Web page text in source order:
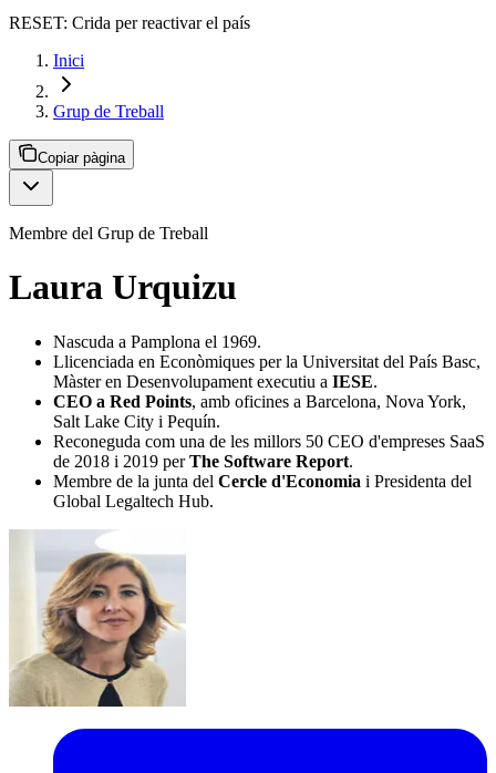
RESET: Crida per reactivar el país
Inici
Grup de Treball
Copiar pàgina
Membre del Grup de Treball
Laura Urquizu
Nascuda a Pamplona el 1969.
Llicenciada en Econòmiques per la Universitat del País Basc,
Màster en Desenvolupament executiu a IESE.
CEO a Red Points, amb oficines a Barcelona, Nova York,
Salt Lake City i Pequín.
Reconeguda com una de les millors 50 CEO d'empreses SaaS
de 2018 i 2019 perThe Software Report.
Membre de la junta del Cercle d'Economia i Presidenta del
Global Legaltech Hub.